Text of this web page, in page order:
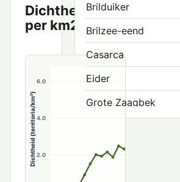
Dichtheid
per km2
Territoria
2.0
4.0
6.0
Dichtheid (territoria/km²)
Brilduiker
Brilzee-eend
Casarca
Eider
Grote Zaagbek
Harlekijneend
IJseend